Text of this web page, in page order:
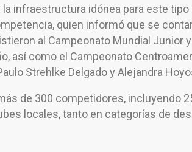
infraestructura idónea para este
quien informó que se
al Campeonato Mundial Junior
así como el Campeonato
Strehlke Delgado y Alejandra
de 300 competidores, incluyendo
locales, tanto en categorías de